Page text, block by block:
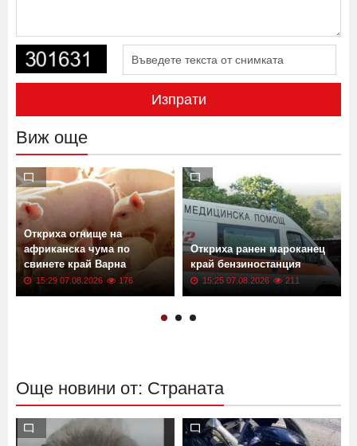
Изпрати
Виж още
Откриха огнище на
африканска чума по
свинете край Варна
15:29 07.08.2026 176
Откриха ранен мароканец
край бензиностанция
15:25 07.08.2026 211
Още новини от: Страната